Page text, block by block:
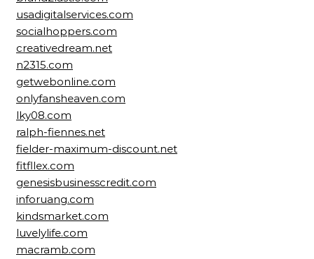
usadigitalservices.com
socialhoppers.com
creativedream.net
n2315.com
getwebonline.com
onlyfansheaven.com
lky08.com
ralph-fiennes.net
fielder-maximum-discount.net
fitfllex.com
genesisbusinesscredit.com
inforuang.com
kindsmarket.com
luvelylife.com
macramb.com